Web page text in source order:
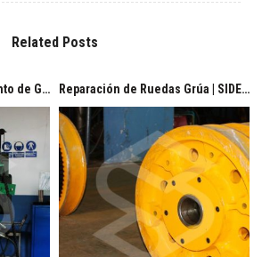
Related Posts
Reparación y Mantenimiento de Giraovalo | SIDER PERÚ Reparación de Ruedas Grúa | SIDER PERÚ